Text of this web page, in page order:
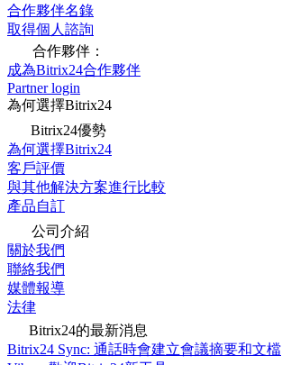
合作夥伴名錄
取得個人諮詢
合作夥伴：
成為Bitrix24合作夥伴
Partner login
為何選擇Bitrix24
Bitrix24優勢
為何選擇Bitrix24
客戶評價
與其他解決方案進行比較
產品自訂
公司介紹
關於我們
聯絡我們
媒體報導
法律
Bitrix24的最新消息
Bitrix24 Sync: 通話時會建立會議摘要和文檔